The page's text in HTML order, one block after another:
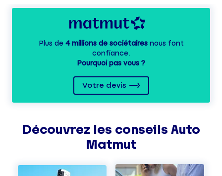
Plus de 4 millions de sociétairesnous font
confiance.
Pourquoi pas vous ?
Votre devis
Découvrez les conseils Auto
Matmut